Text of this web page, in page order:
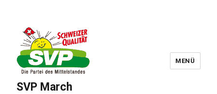
SVP March
MENÜ